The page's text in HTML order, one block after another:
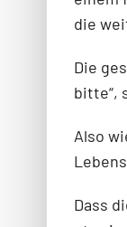
die
Die
bitte“,
Also
Dass